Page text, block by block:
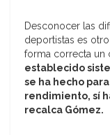
Desconocer las
deportistas es
forma correcta un
establecido
se ha hecho
rendimiento, sí
recalca Gómez.